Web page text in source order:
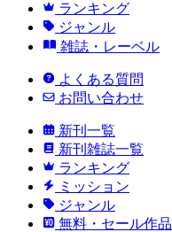
ランキング
ジャンル
雑誌・レーベル
よくある質問
お問い合わせ
新刊一覧
新刊雑誌一覧
ランキング
ミッション
ジャンル
無料・セール作品